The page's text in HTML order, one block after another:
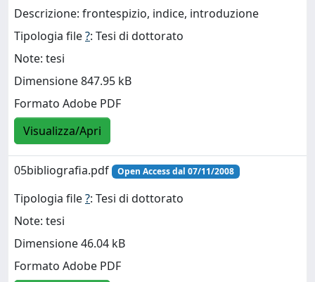
Descrizione: frontespizio, indice, introduzione
Tipologia file?: Tesi di dottorato
Note: tesi
Dimensione 847.95 kB
Formato Adobe PDF
Visualizza/Apri
05bibliografia.pdf Open Access dal 07/11/2008
Tipologia file?: Tesi di dottorato
Note: tesi
Dimensione 46.04 kB
Formato Adobe PDF